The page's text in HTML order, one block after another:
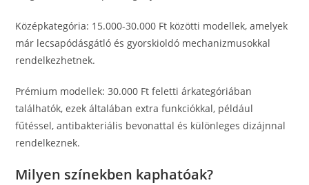
Középkategória: 15.000-30.000 Ft közötti modellek, amelyek
már lecsapódásgátló és gyorskioldó mechanizmusokkal
rendelkezhetnek.
Prémium modellek: 30.000 Ft feletti árkategóriában
találhatók, ezek általában extra funkciókkal, például
fűtéssel, antibakteriális bevonattal és különleges dizájnnal
rendelkeznek.
Milyen színekben kaphatóak?